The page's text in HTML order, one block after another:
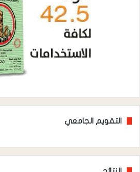
التقويم الجامعي